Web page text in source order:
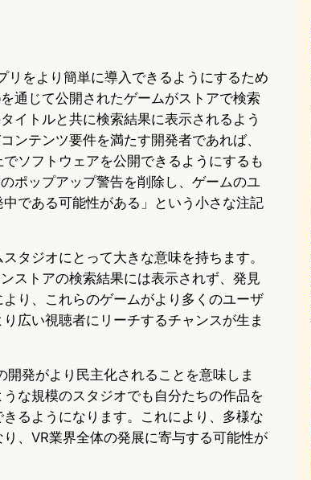
をより簡単に導入できるようにするため
通じて公開されたゲームがストアで検索
イトルと共に検索結果に表示されるよう
ンテンツ要件を満たす開発者であれば、
ソフトウェアを公開できるようにするも
ポップアップ警告を削除し、ゲームのユ
である可能性がある」という小さな注記
タジオにとって大きな意味を持ちます。
ストアの検索結果には表示されず、発見
り、これらのゲームがより多くのユーザ
広い視聴者にリーチするチャンスが生ま
発がより民主化されることを意味しま
な規模のスタジオでも自分たちの作品を
るようになります。これにより、多様な
、VR業界全体の発展に寄与する可能性が